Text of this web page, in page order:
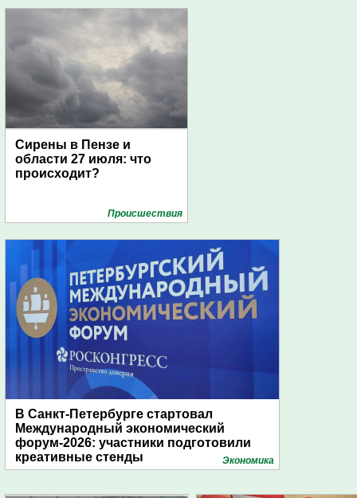
Сирены в Пензе и
области 27 июля: что
происходит?
Проиcшествия
В Санкт-Петербурге стартовал
Международный экономический
форум-2026: участники подготовили
креативные стенды
Экономика